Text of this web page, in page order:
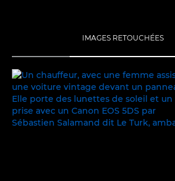
IMAGES RETOUCHÉES
IMAGES RETOUCHÉES